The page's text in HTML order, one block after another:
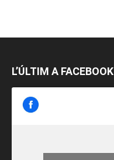
L’ÚLTIM A FACEBOOK